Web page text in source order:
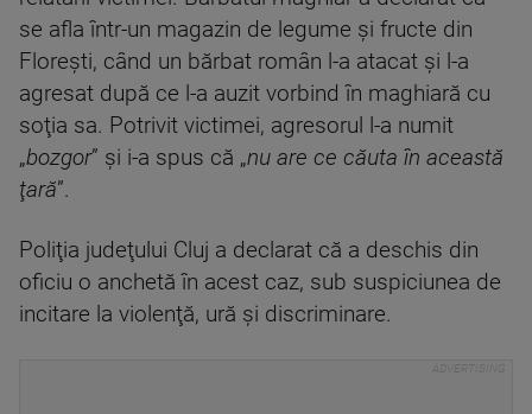
se afla într-un magazin de legume şi fructe din
Floreşti, când un bărbat român l-a atacat şi l-a
agresat după ce l-a auzit vorbind în maghiară cu
soţia sa. Potrivit victimei, agresorul l-a numit
„bozgor” şi i-a spus că „nu are ce căuta în această
ţară”.
Poliţia judeţului Cluj a declarat că a deschis din
oficiu o anchetă în acest caz, sub suspiciunea de
incitare la violenţă, ură şi discriminare.